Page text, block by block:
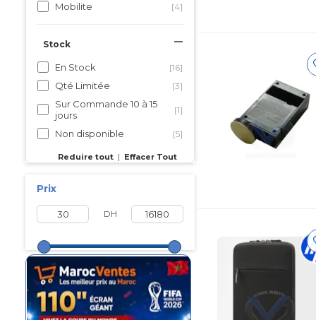
Mobilite [4]
Stock
En Stock [16]
Qté Limitée [3]
Sur Commande 10 à 15
jours
[1]
Non disponible [5]
Reduire tout | Effacer Tout
Prix
DH
Maroc FiFa 2026